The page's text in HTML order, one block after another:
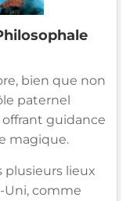
bien que non
paternel
offrant guidance
magique.
plusieurs lieux
comme